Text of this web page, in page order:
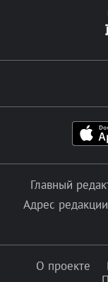
Главный
Адрес
О проекте